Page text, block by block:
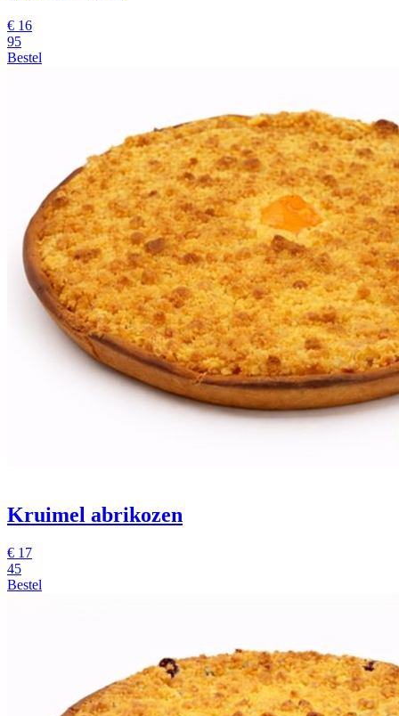
€ 16
95
Bestel
Kruimel abrikozen
€ 17
45
Bestel